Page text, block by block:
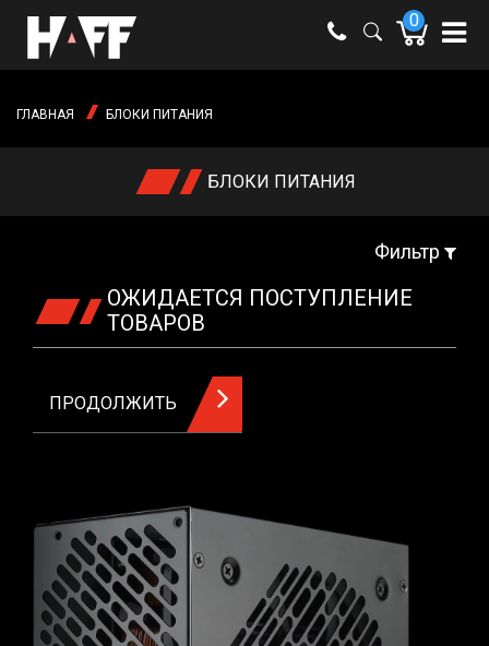
09:00 -
0
ГЛАВНАЯ БЛОКИ ПИТАНИЯ
БЛОКИ ПИТАНИЯ
Фильтр
ОЖИДАЕТСЯ ПОСТУПЛЕНИЕ
ТОВАРОВ
ПРОДОЛЖИТЬ